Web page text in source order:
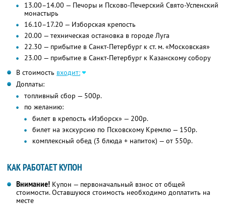
13.00–14.00 — Печоры и Псково-Печерский Свято-Успенский
монастырь
16.10–17.20 — Изборская крепость
20.00 — техническая остановка в городе Луга
22.30 — прибытие в Санкт-Петербург к ст. м. «Московская»
23.00 — прибытие в Санкт-Петербург к Казанскому собору
В стоимость входит:
Доплаты:
топливный сбор — 500р.
по желанию:
билет в крепость «Изборск» — 200р.
билет на экскурсию по Псковскому Кремлю — 150р.
комплексный обед (3 блюда + напиток) — от 550р.
КАК РАБОТАЕТ КУПОН
Внимание! Купон — первоначальный взнос от общей
стоимости. Оставшуюся стоимость необходимо доплатить на
месте